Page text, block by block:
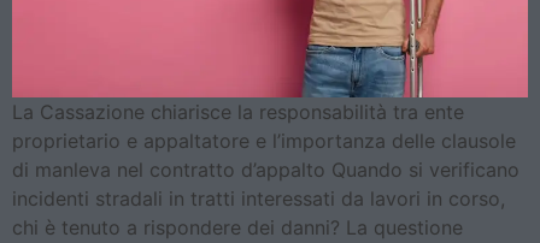
La Cassazione chiarisce la responsabilità tra ente
proprietario e appaltatore e l’importanza delle clausole
di manleva nel contratto d’appalto Quando si verificano
incidenti stradali in tratti interessati da lavori in corso,
chi è tenuto a rispondere dei danni? La questione